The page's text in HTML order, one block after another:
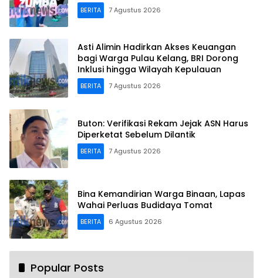
BERITA 7 Agustus 2026
Asti Alimin Hadirkan Akses Keuangan
bagi Warga Pulau Kelang, BRI Dorong
Inklusi hingga Wilayah Kepulauan
BERITA 7 Agustus 2026
Buton: Verifikasi Rekam Jejak ASN Harus
Diperketat Sebelum Dilantik
BERITA 7 Agustus 2026
Bina Kemandirian Warga Binaan, Lapas
Wahai Perluas Budidaya Tomat
BERITA 6 Agustus 2026
Popular Posts